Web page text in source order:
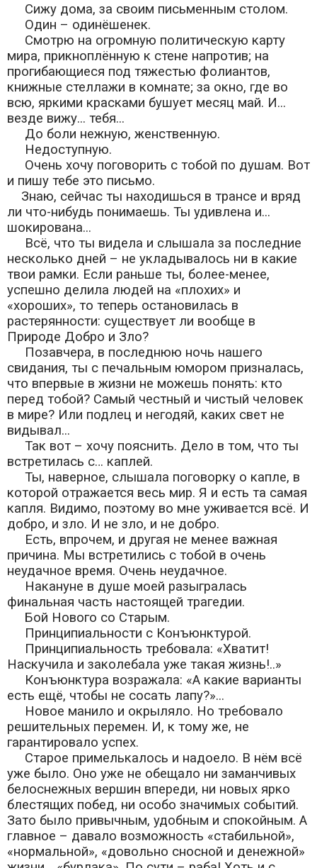
Сижу дома, за своим письменным столом.
Один – одинёшенек.
Смотрю на огромную политическую карту
мира, прикноплённую к стене напротив; на
прогибающиеся под тяжестью фолиантов,
книжные стеллажи в комнате; за окно, где во
всю, яркими красками бушует месяц май. И...
везде вижу... тебя...
До боли нежную, женственную.
Недоступную.
Очень хочу поговорить с тобой по душам. Вот
и пишу тебе это письмо.
Знаю, сейчас ты находишься в трансе и вряд
ли что-нибудь понимаешь. Ты удивлена и...
шокирована...
Всё, что ты видела и слышала за последние
несколько дней – не укладывалось ни в какие
твои рамки. Если раньше ты, более-менее,
успешно делила людей на «плохих» и
«хороших», то теперь остановилась в
растерянности: существует ли вообще в
Природе Добро и Зло?
Позавчера, в последнюю ночь нашего
свидания, ты с печальным юмором призналась,
что впервые в жизни не можешь понять: кто
перед тобой? Самый честный и чистый человек
в мире? Или подлец и негодяй, каких свет не
видывал...
Так вот – хочу пояснить. Дело в том, что ты
встретилась с… каплей.
Ты, наверное, слышала поговорку о капле, в
которой отражается весь мир. Я и есть та самая
капля. Видимо, поэтому во мне уживается всё. И
добро, и зло. И не зло, и не добро.
Есть, впрочем, и другая не менее важная
причина. Мы встретились с тобой в очень
неудачное время. Очень неудачное.
Накануне в душе моей разыгралась
финальная часть настоящей трагедии.
Бой Нового со Старым.
Принципиальности с Конъюнктурой.
Принципиальность требовала: «Хватит!
Наскучила и заколебала уже такая жизнь!..»
Конъюнктура возражала: «А какие варианты
есть ещё, чтобы не сосать лапу?»...
Новое манило и окрыляло. Но требовало
решительных перемен. И, к тому же, не
гарантировало успех.
Старое примелькалось и надоело. В нём всё
уже было. Оно уже не обещало ни заманчивых
белоснежных вершин впереди, ни новых ярко
блестящих побед, ни особо значимых событий.
Зато было привычным, удобным и спокойным. А
главное – давало возможность «стабильной»,
«нормальной», «довольно сносной и денежной»